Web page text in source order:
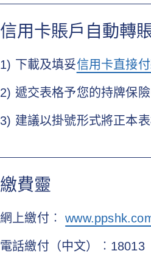
信用卡賬戶自動轉
1) 下載及填妥信用卡直接
2) 遞交表格予您的持牌保
3) 建議以掛號形式將正本
繳費靈
網上繳付︰
電話繳付（中文）︰18013